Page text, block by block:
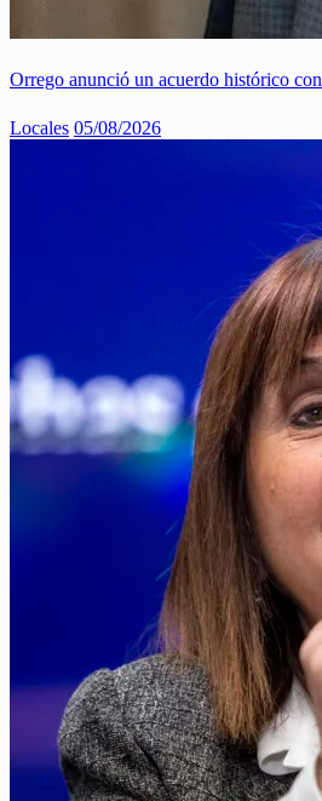
Orrego anunció un acuerdo histórico con
Locales 05/08/2026